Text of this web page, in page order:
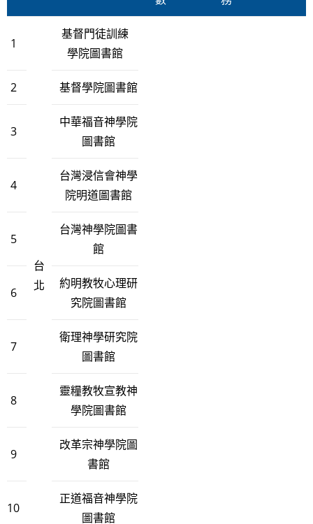
1
台
北
基督門徒訓練
學院圖書館
2 基督學院圖書館
3
中華福音神學院
圖書館
4
台灣浸信會神學
院明道圖書館
5
台灣神學院圖書
館
6
約明教牧心理研
究院圖書館
7
衛理神學研究院
圖書館
8
靈糧教牧宣教神
學院圖書館
9
改革宗神學院圖
書館
10
正道福音神學院
圖書館